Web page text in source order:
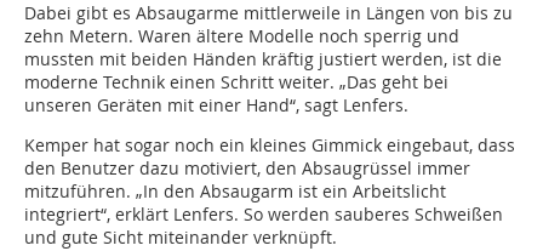
Dabei gibt es Absaugarme mittlerweile in Längen von bis zu
zehn Metern. Waren ältere Modelle noch sperrig und
mussten mit beiden Händen kräftig justiert werden, ist die
moderne Technik einen Schritt weiter. „Das geht bei
unseren Geräten mit einer Hand“, sagt Lenfers.
Kemper hat sogar noch ein kleines Gimmick eingebaut, dass
den Benutzer dazu motiviert, den Absaugrüssel immer
mitzuführen. „In den Absaugarm ist ein Arbeitslicht
integriert“, erklärt Lenfers. So werden sauberes Schweißen
und gute Sicht miteinander verknüpft.